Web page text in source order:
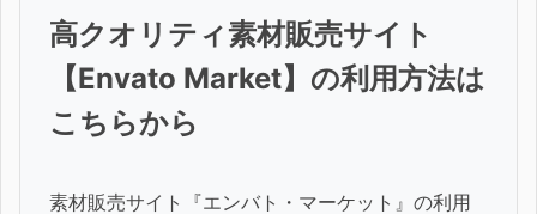
高クオリティ素材販売サイト
【Envato Market】の利用方法は
こちらから
素材販売サイト『エンバト・マーケット』の利用